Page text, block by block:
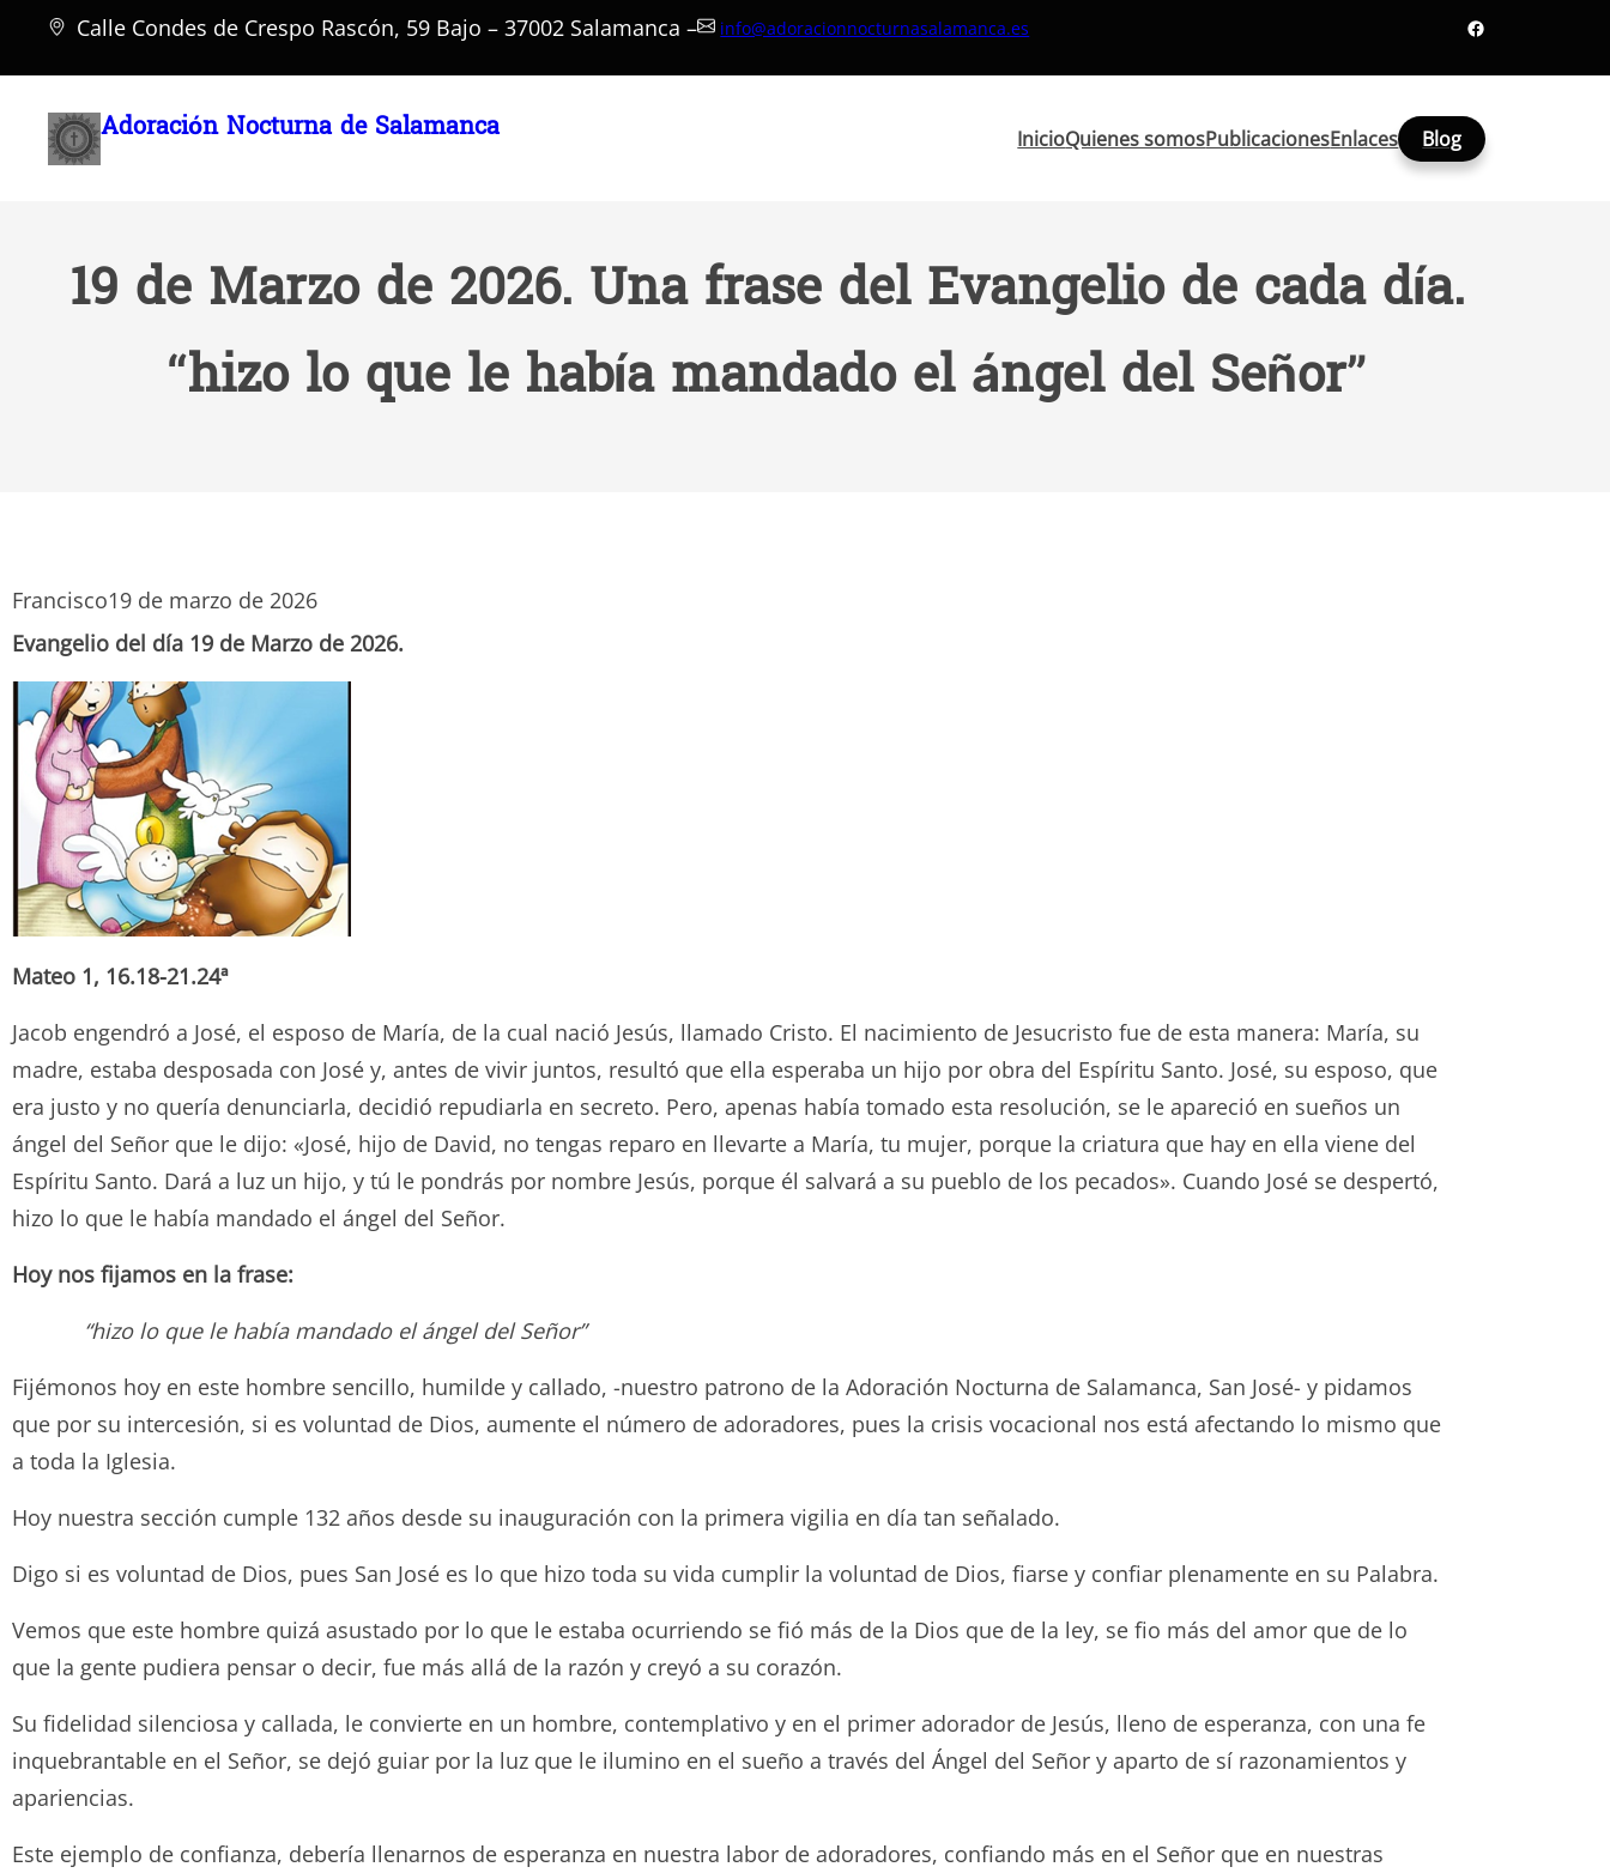
Saltar
Calle Condes de Crespo Rascón, 59 Bajo – 37002 Salamanca – info@adoracionnocturnasalamanca.es Facebook
Adoración Nocturna de Salamanca InicioQuienes somosPublicacionesEnlaces Blog
19 de Marzo de 2026. Una frase del Evangelio de cada día.
“hizo lo que le había mandado el ángel del Señor”
Francisco19 de marzo de 2026
Evangelio del día 19 de Marzo de 2026.
Mateo 1, 16.18-21.24ª
Jacob engendró a José, el esposo de María, de la cual nació Jesús, llamado Cristo. El nacimiento de Jesucristo fue de esta manera: María, su
madre, estaba desposada con José y, antes de vivir juntos, resultó que ella esperaba un hijo por obra del Espíritu Santo. José, su esposo, que
era justo y no quería denunciarla, decidió repudiarla en secreto. Pero, apenas había tomado esta resolución, se le apareció en sueños un
ángel del Señor que le dijo: «José, hijo de David, no tengas reparo en llevarte a María, tu mujer, porque la criatura que hay en ella viene del
Espíritu Santo. Dará a luz un hijo, y tú le pondrás por nombre Jesús, porque él salvará a su pueblo de los pecados». Cuando José se despertó,
hizo lo que le había mandado el ángel del Señor.
Hoy nos fijamos en la frase:
“hizo lo que le había mandado el ángel del Señor”
Fijémonos hoy en este hombre sencillo, humilde y callado, -nuestro patrono de la Adoración Nocturna de Salamanca, San José- y pidamos
que por su intercesión, si es voluntad de Dios, aumente el número de adoradores, pues la crisis vocacional nos está afectando lo mismo que
a toda la Iglesia.
Hoy nuestra sección cumple 132 años desde su inauguración con la primera vigilia en día tan señalado.
Digo si es voluntad de Dios, pues San José es lo que hizo toda su vida cumplir la voluntad de Dios, fiarse y confiar plenamente en su Palabra.
Vemos que este hombre quizá asustado por lo que le estaba ocurriendo se fió más de la Dios que de la ley, se fio más del amor que de lo
que la gente pudiera pensar o decir, fue más allá de la razón y creyó a su corazón.
Su fidelidad silenciosa y callada, le convierte en un hombre, contemplativo y en el primer adorador de Jesús, lleno de esperanza, con una fe
inquebrantable en el Señor, se dejó guiar por la luz que le ilumino en el sueño a través del Ángel del Señor y aparto de sí razonamientos y
apariencias.
Este ejemplo de confianza, debería llenarnos de esperanza en nuestra labor de adoradores, confiando más en el Señor que en nuestras